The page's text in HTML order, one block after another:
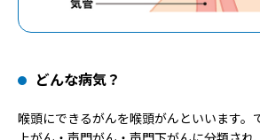
どんな病気？
喉頭にできるがんを喉頭がんといいます。